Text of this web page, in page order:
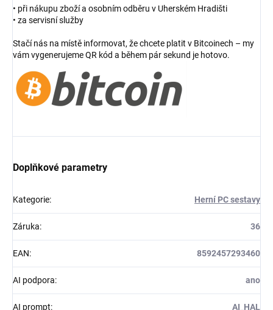
• při nákupu zboží a osobním odběru v Uherském Hradišti
• za servisní služby
Stačí nás na místě informovat, že chcete platit v Bitcoinech – my
vám vygenerujeme QR kód a během pár sekund je hotovo.
Doplňkové parametry
Kategorie: Herní PC sestavy
Záruka: 36
EAN: 8592457293460
AI podpora: ano
AI prompt: AI_HAL